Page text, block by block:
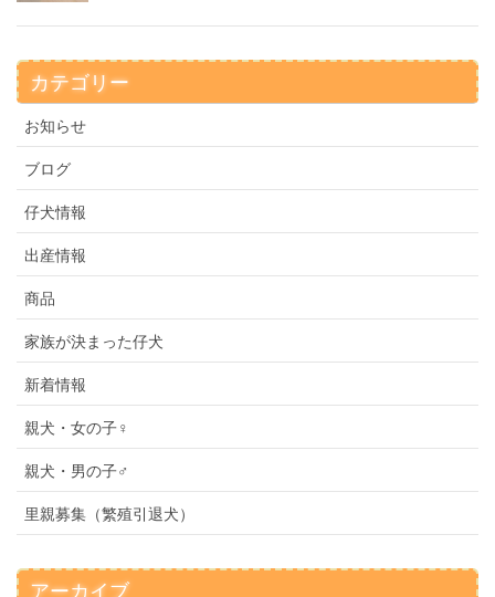
カテゴリー
お知らせ
ブログ
仔犬情報
出産情報
商品
家族が決まった仔犬
新着情報
親犬・女の子♀
親犬・男の子♂
里親募集（繁殖引退犬）
アーカイブ